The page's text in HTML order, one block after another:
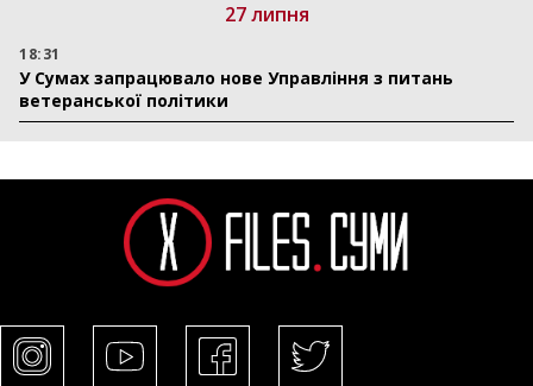
27 липня
18:31
У Сумах запрацювало нове Управління з питань
ветеранської політики